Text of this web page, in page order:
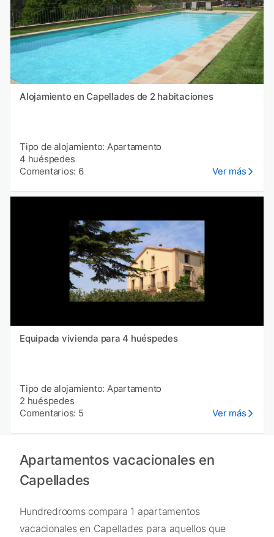
Alojamiento en Capellades de 2 habitaciones
Tipo de alojamiento: Apartamento
4 huéspedes
Comentarios: 6
Ver más
Equipada vivienda para 4 huéspedes
Tipo de alojamiento: Apartamento
2 huéspedes
Comentarios: 5
Ver más
Apartamentos vacacionales en
Capellades
Hundredrooms compara 1 apartamentos
vacacionales en Capellades para aquellos que